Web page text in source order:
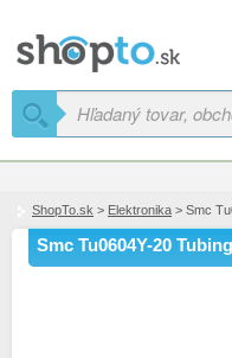
ShopTo.sk > Elektronika > Smc
Smc Tu0604Y-20